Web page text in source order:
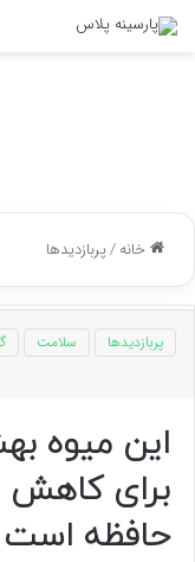
خانه/پربازدیدها
پربازدیدها سلامت
این میوه
برای کاهش
حافظه است